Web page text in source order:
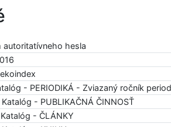
autoritatívneho hesla
- PERIODIKÁ - Zviazaný ročník
- PUBLIKAČNÁ ČINNOSŤ
- ČLÁNKY